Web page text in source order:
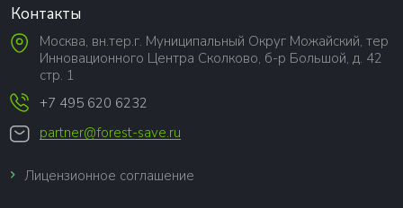
Контакты
Москва, вн.тер.г. Муниципальный Округ Можайский, тер
Инновационного Центра Сколково, б-р Большой, д. 42
стр. 1
+7 495 620 6232
partner@forest-save.ru
Лицензионное соглашение